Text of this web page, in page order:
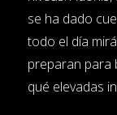
se ha dado
todo el día
preparan para
qué elevadas